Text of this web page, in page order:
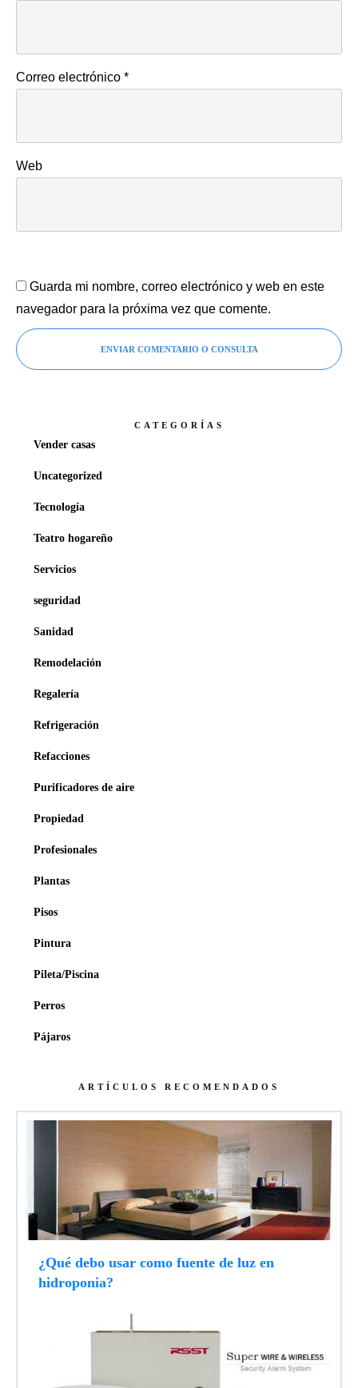
Correo electrónico *
Web
Guarda mi nombre, correo electrónico y web en este
navegador para la próxima vez que comente.
ENVIAR COMENTARIO O CONSULTA
CATEGORÍAS
Vender casas
Uncategorized
Tecnología
Teatro hogareño
Servicios
seguridad
Sanidad
Remodelación
Regalería
Refrigeración
Refacciones
Purificadores de aire
Propiedad
Profesionales
Plantas
Pisos
Pintura
Pileta/Piscina
Perros
Pájaros
ARTÍCULOS RECOMENDADOS
¿Qué debo usar como fuente de luz en
hidroponia?